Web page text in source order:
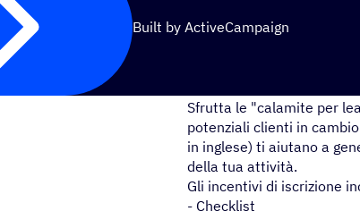
Built by ActiveCampaign
Sfrutta le "calamite per
potenziali clienti in
in inglese) ti aiutano a
della tua attività.
Gli incentivi di iscrizione
- Checklist